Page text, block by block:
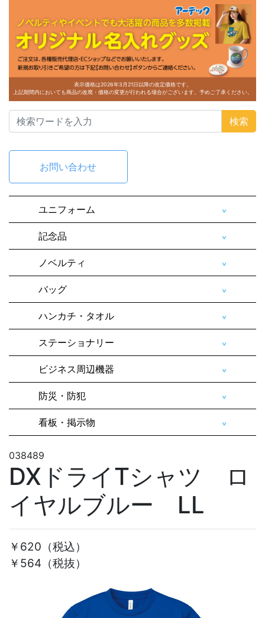
表示価格は2026年3月21日以降の改定価格です。
上記期間内においても商品の改廃・価格の変更が行われる場合がございます。予めご了承ください。
検索
お問い合わせ
ユニフォーム
記念品
ノベルティ
バッグ
ハンカチ・タオル
ステーショナリー
ビジネス周辺機器
防災・防犯
看板・掲示物
038489
DXドライTシャツ ロ
イヤルブルー LL
￥620 （税込）
￥564（税抜）